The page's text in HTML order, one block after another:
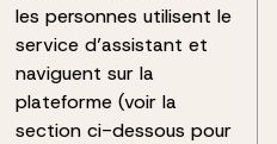
les personnes utilisent le
service d’assistant et
naviguent sur la
plateforme (voir la
section ci-dessous pour